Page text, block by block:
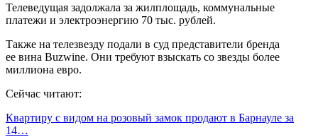
Телеведущая задолжала за жилплощадь, коммунальные
платежи и электроэнергию 70 тыс. рублей.
Также на телезвезду подали в суд представители бренда
ее вина Buzwine. Они требуют взыскать со звезды более
миллиона евро.
Сейчас читают:
Квартиру с видом на розовый замок продают в Барнауле за
14…